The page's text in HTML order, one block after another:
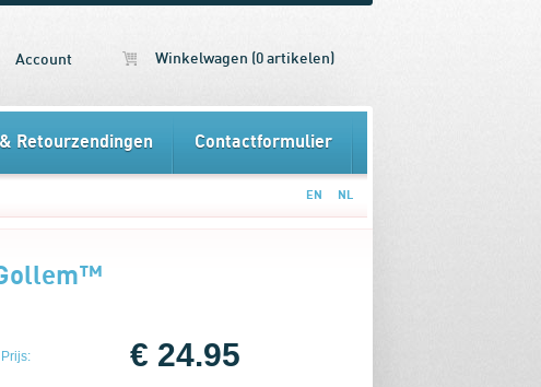
Account Winkelwagen (0 artikelen)
Retourzendingen Contactformulier
EN NL
Prijs: € 24.95